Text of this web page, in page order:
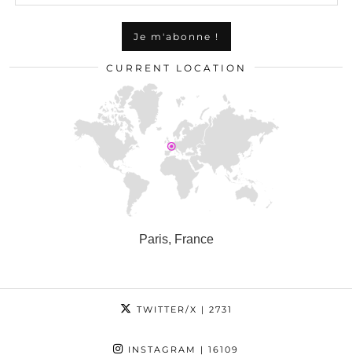
CURRENT LOCATION
Paris, France
TWITTER/X | 2731
INSTAGRAM | 16109